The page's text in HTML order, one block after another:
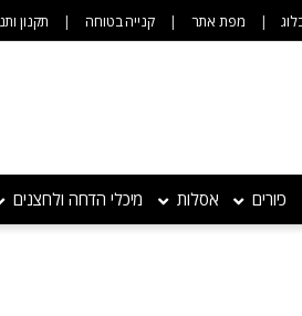
מפת אתר קנייה בטוחה תקנון
כיורים אסלות מיכלי הדחה ולחצנים